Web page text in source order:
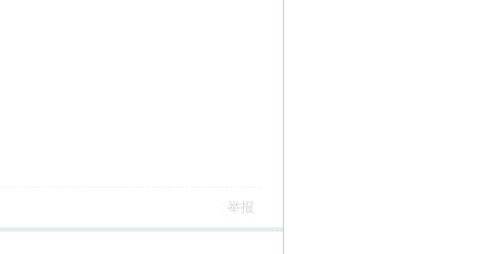
举报